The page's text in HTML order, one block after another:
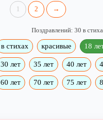
1 2 →
Поздравлений: 30 в
в стихах красивые 18
30 лет 35 лет 40 лет
60 лет 70 лет 75 лет